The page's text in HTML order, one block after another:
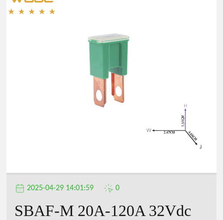
2025-04-29 14:01:59 0
SBAF-M 20A-120A 32Vdc